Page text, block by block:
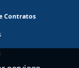
Contratos